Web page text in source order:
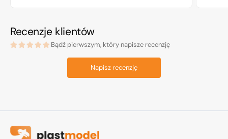
Recenzje klientów
Bądź pierwszym, który napisze recenzję
Napisz recenzję